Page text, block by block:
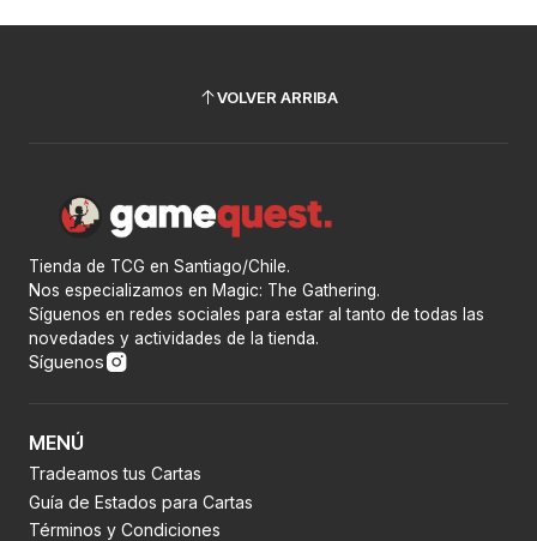
VOLVER ARRIBA
Tienda de TCG en Santiago/Chile.
Nos especializamos en Magic: The Gathering.
Síguenos en redes sociales para estar al tanto de todas las
novedades y actividades de la tienda.
Síguenos
MENÚ
Tradeamos tus Cartas
Guía de Estados para Cartas
Términos y Condiciones